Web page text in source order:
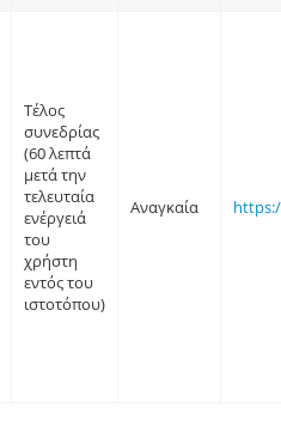
Τέλος
συνεδρίας
(60 λεπτά
μετά την
τελευταία
ενέργειά
του
χρήστη
εντός του
ιστοτόπου)
Αναγκαία